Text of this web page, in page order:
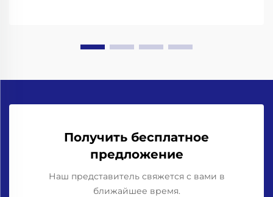
Получить бесплатное
предложение
Наш представитель свяжется с вами в
ближайшее время.